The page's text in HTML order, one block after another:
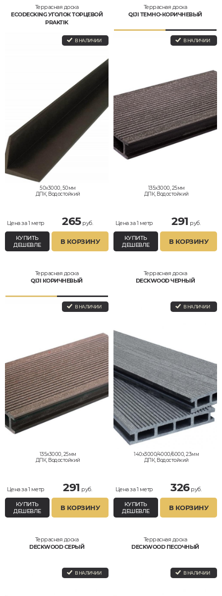
Террасная доска
ECODECKING УГОЛОК ТОРЦЕВОЙ
PRAKTIK
В НАЛИЧИИ
50x3000, 50мм
ДПК, Водостойкий
Цена за 1 метр 265руб.
КУПИТЬ
ДЕШЕВЛЕ
В КОРЗИНУ
Террасная доска
QIJI ТЕМНО-КОРИЧНЕВЫЙ
В НАЛИЧИИ
135x3000, 25мм
ДПК, Водостойкий
Цена за 1 метр 291 руб.
КУПИТЬ
ДЕШЕВЛЕ
В КОРЗИНУ
Террасная доска
QIJI КОРИЧНЕВЫЙ
В НАЛИЧИИ
135x3000, 25мм
ДПК, Водостойкий
Цена за 1 метр 291 руб.
КУПИТЬ
ДЕШЕВЛЕ
В КОРЗИНУ
Террасная доска
DECKWOOD ЧЕРНЫЙ
В НАЛИЧИИ
140x3000/4000/6000, 23мм
ДПК, Водостойкий
Цена за 1 метр 326руб.
КУПИТЬ
ДЕШЕВЛЕ
В КОРЗИНУ
Террасная доска
DECKWOOD СЕРЫЙ
В НАЛИЧИИ
Террасная доска
DECKWOOD ПЕСОЧНЫЙ
В НАЛИЧИИ